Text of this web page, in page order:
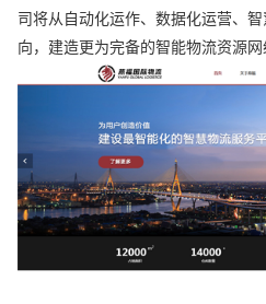
司将从自动化运作、数据化运营、
向，建造更为完备的智能物流资源网